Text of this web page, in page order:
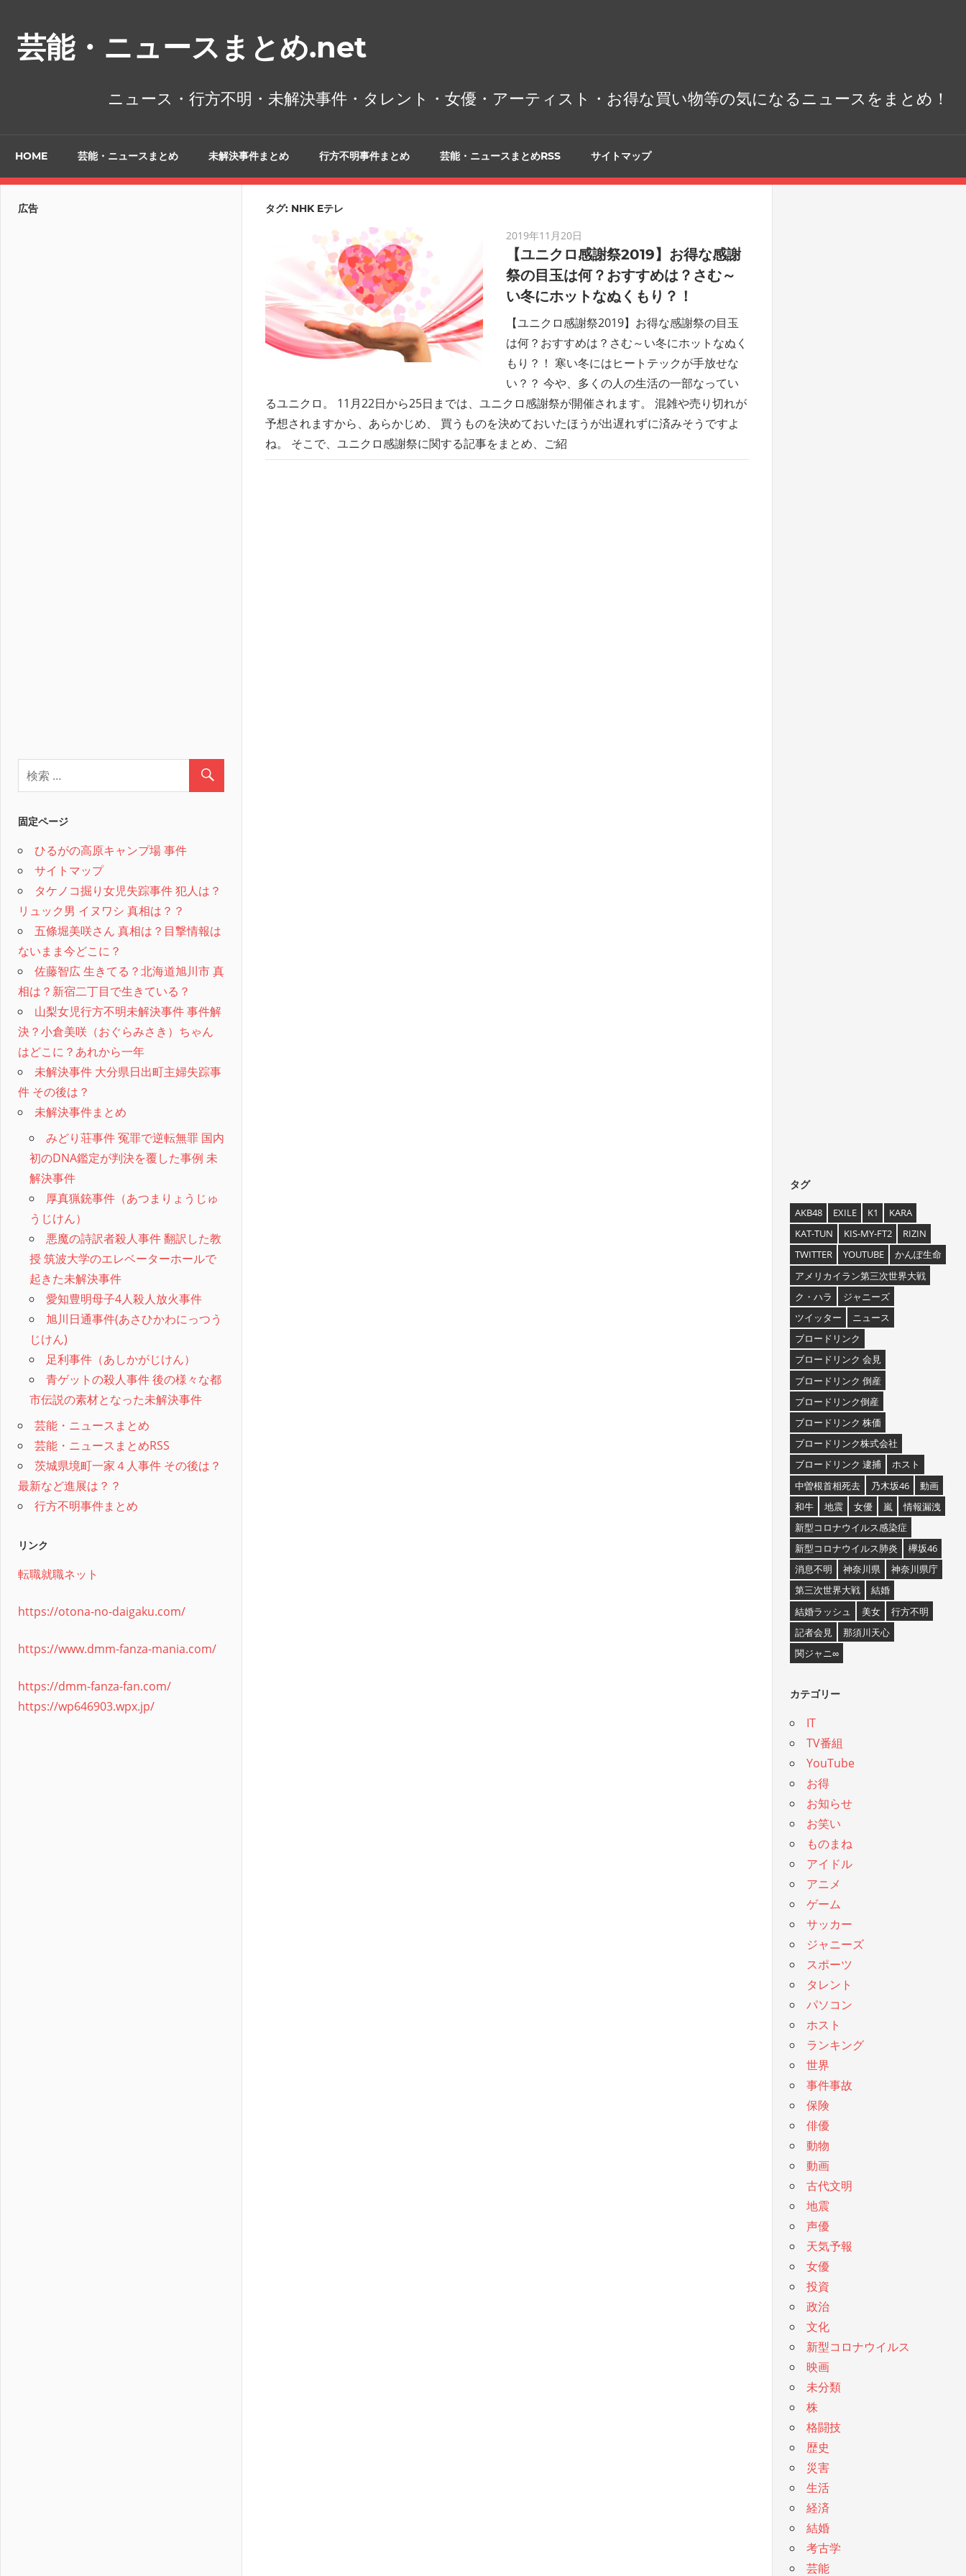
芸能・ニュースまとめ.net
ニュース・行方不明・未解決事件・タレント・女優・アーティスト・お得な買い物等の気になるニュースをまとめ！
HOME 芸能・ニュースまとめ 未解決事件まとめ 行方不明事件まとめ 芸能・ニュースまとめRSS サイトマップ
タグ: NHK Eテレ
2019年11月20日
【ユニクロ感謝祭2019】お得な感謝
祭の目玉は何？おすすめは？さむ～
い冬にホットなぬくもり？！
【ユニクロ感謝祭2019】お得な感謝祭の目玉
は何？おすすめは？さむ～い冬にホットなぬく
もり？！ 寒い冬にはヒートテックが手放せな
い？？ 今や、多くの人の生活の一部なってい
るユニクロ。 11月22日から25日までは、ユニクロ感謝祭が開催されます。 混雑や売り切れが
予想されますから、あらかじめ、 買うものを決めておいたほうが出遅れずに済みそうですよ
ね。 そこで、ユニクロ感謝祭に関する記事をまとめ、ご紹
広告
固定ページ
ひるがの高原キャンプ場 事件
サイトマップ
タケノコ掘り女児失踪事件 犯人は？
リュック男 イヌワシ 真相は？？
五條堀美咲さん 真相は？目撃情報は
ないまま今どこに？
佐藤智広 生きてる？北海道旭川市 真
相は？新宿二丁目で生きている？
山梨女児行方不明未解決事件 事件解
決？小倉美咲（おぐらみさき）ちゃん
はどこに？あれから一年
未解決事件 大分県日出町主婦失踪事
件 その後は？
未解決事件まとめ
みどり荘事件 冤罪で逆転無罪 国内
初のDNA鑑定が判決を覆した事例 未
解決事件
厚真猟銃事件（あつまりょうじゅ
うじけん）
悪魔の詩訳者殺人事件 翻訳した教
授 筑波大学のエレベーターホールで
起きた未解決事件
愛知豊明母子4人殺人放火事件
旭川日通事件(あさひかわにっつう
じけん)
足利事件（あしかがじけん）
青ゲットの殺人事件 後の様々な都
市伝説の素材となった未解決事件
芸能・ニュースまとめ
芸能・ニュースまとめRSS
茨城県境町一家４人事件 その後は？
最新など進展は？？
行方不明事件まとめ
リンク
転職就職ネット
https://otona-no-daigaku.com/
https://www.dmm-fanza-mania.com/
https://dmm-fanza-fan.com/
https://wp646903.wpx.jp/
タグ
AKB48 EXILE K1
KARA
KAT-TUN
KIS-MY-FT2
RIZIN
TWITTER
YOUTUBE
かんぽ生命
アメリカイラン第三次世界大戦
ク・ハラ
ジャニーズ
ツイッター
ニュース
ブロードリンク
ブロードリンク 会見
ブロードリンク 倒産
ブロードリンク倒産
ブロードリンク 株価
ブロードリンク株式会社
ブロードリンク 逮捕
ホスト
中曽根首相死去
乃木坂46
動画
和牛
地震 女優 嵐
情報漏洩
新型コロナウイルス感染症
新型コロナウイルス肺炎
欅坂46
消息不明
神奈川県
神奈川県庁
第三次世界大戦
結婚
結婚ラッシュ
美女
行方不明
記者会見
那須川天心
関ジャニ∞
カテゴリー
IT
TV番組
YouTube
お得
お知らせ
お笑い
ものまね
アイドル
アニメ
ゲーム
サッカー
ジャニーズ
スポーツ
タレント
パソコン
ホスト
ランキング
世界
事件事故
保険
俳優
動物
動画
古代文明
地震
声優
天気予報
女優
投資
政治
文化
新型コロナウイルス
映画
未分類
株
格闘技
歴史
災害
生活
経済
結婚
考古学
芸能